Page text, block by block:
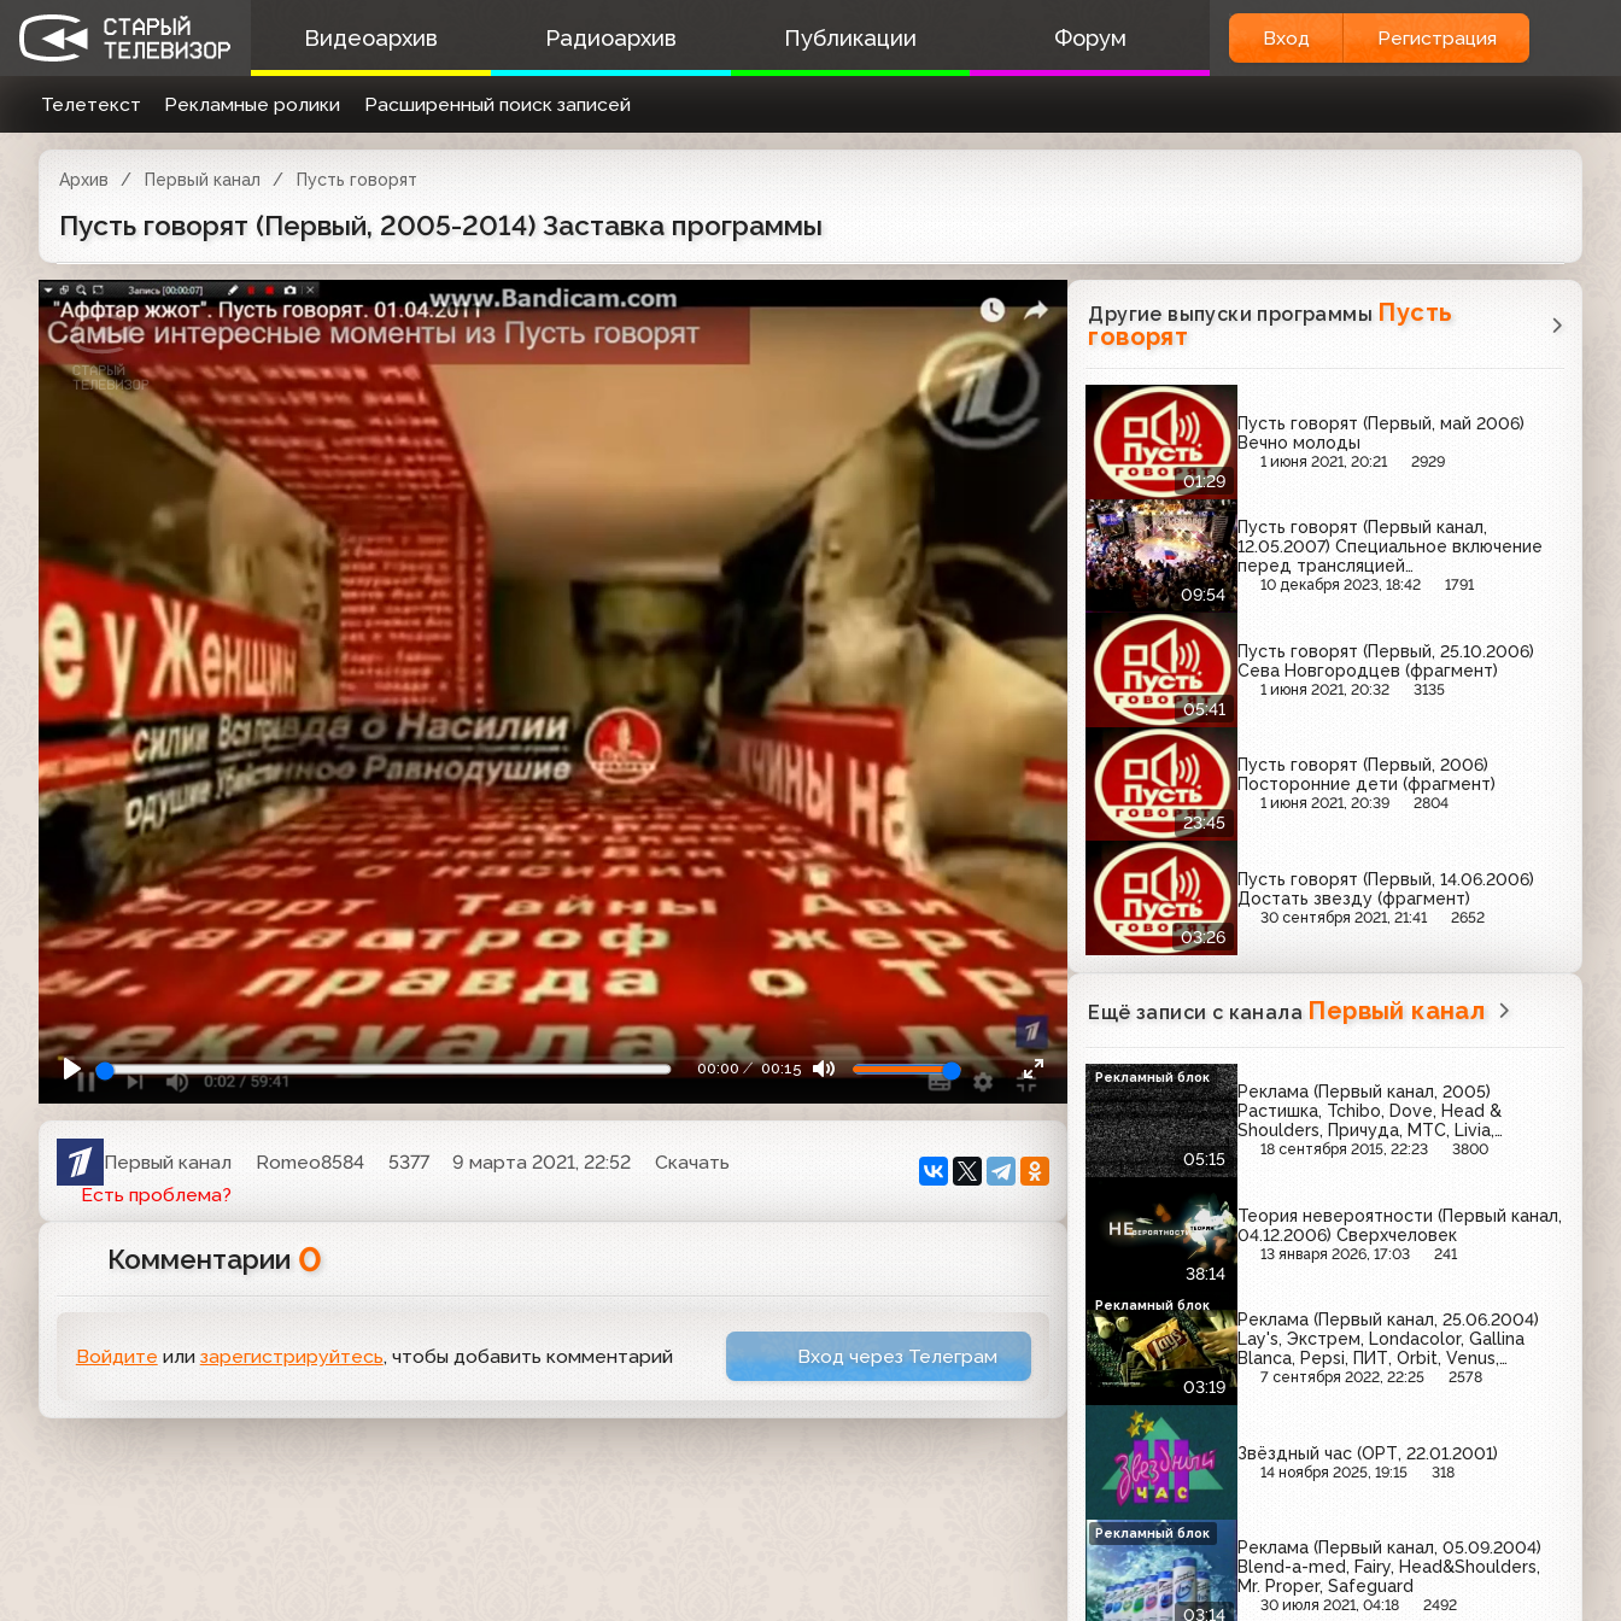
Видеоархив Радиоархив Публикации Форум Вход Регистрация
Телетекст Рекламные ролики Расширенный поиск записей
Архив Первый канал Пусть говорят
Пусть говорят (Первый, 2005-2014) Заставка программы
00:00 00:15
Первый канал Romeo8584 5377 9 марта 2021, 22:52
Скачать
Есть проблема?
Комментарии 0
Войдите или зарегистрируйтесь, чтобы добавить комментарий Вход через Телеграм
Другие выпуски программы Пусть
говорят
01:29
Пусть говорят (Первый, май 2006)
Вечно молоды
1 июня 2021, 20:21 2929
09:54
Пусть говорят (Первый канал,
12.05.2007) Специальное включение
перед трансляцией
"Евровидение-2007"
10 декабря 2023, 18:42 1791
05:41
Пусть говорят (Первый, 25.10.2006)
Сева Новгородцев (фрагмент)
1 июня 2021, 20:32 3135
23:45
Пусть говорят (Первый, 2006)
Посторонние дети (фрагмент)
1 июня 2021, 20:39 2804
03:26
Пусть говорят (Первый, 14.06.2006)
Достать звезду (фрагмент)
30 сентября 2021, 21:41 2652
Ещё записи с канала Первый канал
05:15
Реклама (Первый канал, 2005)
Растишка, Tchibo, Dove, Head &
Shoulders, Причуда, МТС, Livia,
Телесемь
18 сентября 2015, 22:23 3800
Рекламный блок
38:14
Теория невероятности (Первый канал,
04.12.2006) Сверхчеловек
13 января 2026, 17:03 241
03:19
Реклама (Первый канал, 25.06.2004)
Lay's, Экстрем, Londacolor, Gallina
Blanca, Pepsi, ПИТ, Orbit, Venus,
Colgate, Aqua Minerale, Sprite
7 сентября 2022, 22:25 2578
Рекламный блок
Звёздный час (ОРТ, 22.01.2001)
14 ноября 2025, 19:15 318
03:14
Реклама (Первый канал, 05.09.2004)
Blend-a-med, Fairy, Head&Shoulders,
Mr. Proper, Safeguard
30 июля 2021, 04:18 2492
Рекламный блок